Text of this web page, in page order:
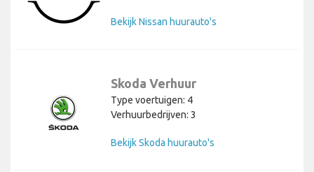
Bekijk Nissan huurauto's
Skoda Verhuur
Type voertuigen: 4
Verhuurbedrijven: 3
Bekijk Skoda huurauto's